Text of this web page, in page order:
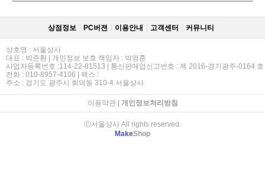
상점정보 PC버젼 이용안내 고객센터 커뮤니티
상호명 : 서울상사
대표 : 박준환 | 개인정보 보호 책임자 : 박영훈
사업자등록번호 :114-22-81513 | 통신판매업신고번호 : 제 2016-경기광주-0164 호
전화 : 010-8957-4106 | 팩스 :
주소 : 경기도 광주시 회덕동 310-4 서울상사
이용약관| 개인정보처리방침
ⓒ서울상사 All rights reserved.
MakeShop